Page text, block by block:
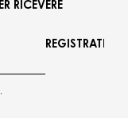
RICEVERE
REGISTRATI